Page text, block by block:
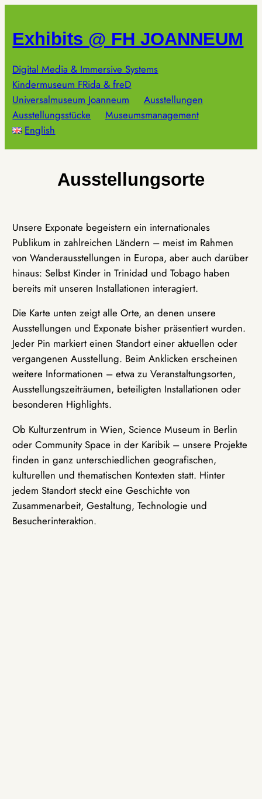
springen
Exhibits @ FH JOANNEUM
Digital Media & Immersive Systems
Kindermuseum FRida & freD
Universalmuseum Joanneum
Ausstellungen
Ausstellungsstücke
Museumsmanagement
English
Ausstellungsorte
Unsere Exponate begeistern ein internationales
Publikum in zahlreichen Ländern – meist im Rahmen
von Wanderausstellungen in Europa, aber auch darüber
hinaus: Selbst Kinder in Trinidad und Tobago haben
bereits mit unseren Installationen interagiert.
Die Karte unten zeigt alle Orte, an denen unsere
Ausstellungen und Exponate bisher präsentiert wurden.
Jeder Pin markiert einen Standort einer aktuellen oder
vergangenen Ausstellung. Beim Anklicken erscheinen
weitere Informationen – etwa zu Veranstaltungsorten,
Ausstellungszeiträumen, beteiligten Installationen oder
besonderen Highlights.
Ob Kulturzentrum in Wien, Science Museum in Berlin
oder Community Space in der Karibik – unsere Projekte
finden in ganz unterschiedlichen geografischen,
kulturellen und thematischen Kontexten statt. Hinter
jedem Standort steckt eine Geschichte von
Zusammenarbeit, Gestaltung, Technologie und
Besucherinteraktion.